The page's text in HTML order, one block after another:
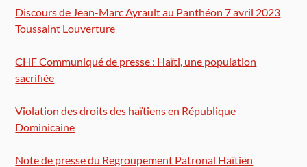
Discours de Jean-Marc Ayrault au Panthéon 7 avril 2023
Toussaint Louverture
CHF Communiqué de presse : Haïti, une population
sacrifiée
Violation des droits des haïtiens en République
Dominicaine
Note de presse du Regroupement Patronal Haïtien